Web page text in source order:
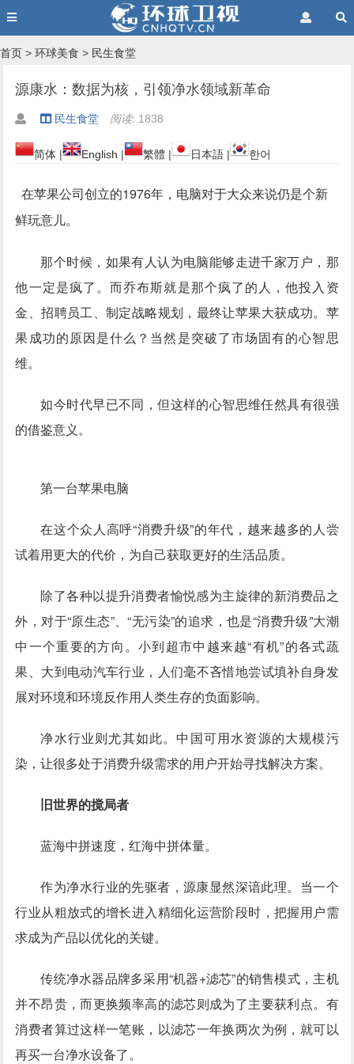
首页 > 环球美食 > 民生食堂
源康水：数据为核，引领净水领域新革命
民生食堂 阅读: 1838
简体 | English | 繁體 | 日本語 | 한어
在苹果公司创立的1976年，电脑对于大众来说仍是个新
鲜玩意儿。
那个时候，如果有人认为电脑能够走进千家万户，那
他一定是疯了。而乔布斯就是那个疯了的人，他投入资
金、招聘员工、制定战略规划，最终让苹果大获成功。苹
果成功的原因是什么？当然是突破了市场固有的心智思
维。
如今时代早已不同，但这样的心智思维任然具有很强
的借鉴意义。
第一台苹果电脑
在这个众人高呼“消费升级”的年代，越来越多的人尝
试着用更大的代价，为自己获取更好的生活品质。
除了各种以提升消费者愉悦感为主旋律的新消费品之
外，对于“原生态”、“无污染”的追求，也是“消费升级”大潮
中一个重要的方向。小到超市中越来越“有机”的各式蔬
果、大到电动汽车行业，人们毫不吝惜地尝试填补自身发
展对环境和环境反作用人类生存的负面影响。
净水行业则尤其如此。中国可用水资源的大规模污
染，让很多处于消费升级需求的用户开始寻找解决方案。
旧世界的搅局者
蓝海中拼速度，红海中拼体量。
作为净水行业的先驱者，源康显然深谙此理。当一个
行业从粗放式的增长进入精细化运营阶段时，把握用户需
求成为产品以优化的关键。
传统净水器品牌多采用“机器+滤芯”的销售模式，主机
并不昂贵，而更换频率高的滤芯则成为了主要获利点。有
消费者算过这样一笔账，以滤芯一年换两次为例，就可以
再买一台净水设备了。